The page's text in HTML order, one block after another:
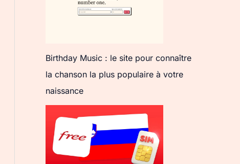
Birthday Music : le site pour connaître
la chanson la plus populaire à votre
naissance